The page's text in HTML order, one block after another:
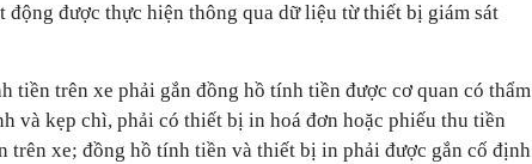
động được thực hiện thông qua dữ liệu từ thiết bị giám sát
tiền trên xe phải gắn đồng hồ tính tiền được cơ quan có thẩm
và kẹp chì, phải có thiết bị in hoá đơn hoặc phiếu thu tiền
trên xe; đồng hồ tính tiền và thiết bị in phải được gắn cố định